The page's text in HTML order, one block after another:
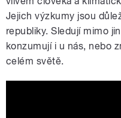
Jejich výzkumy jsou
republiky. Sledují mimo
konzumují i u nás, nebo
celém světě.